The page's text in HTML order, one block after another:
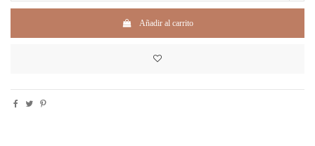
Añadir al carrito